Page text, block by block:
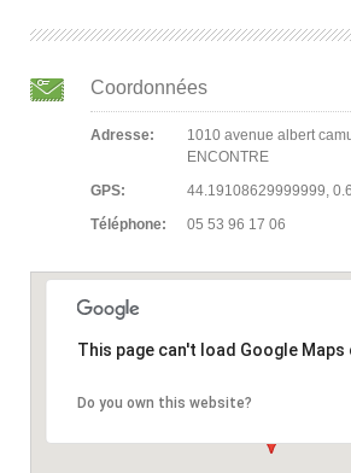
Coordonnées
Adresse:
1010 avenue albert
ENCONTRE
GPS:
44.19108629999999,
Téléphone:
05 53 96 17 06
This page can't load Google
Do you own this website?